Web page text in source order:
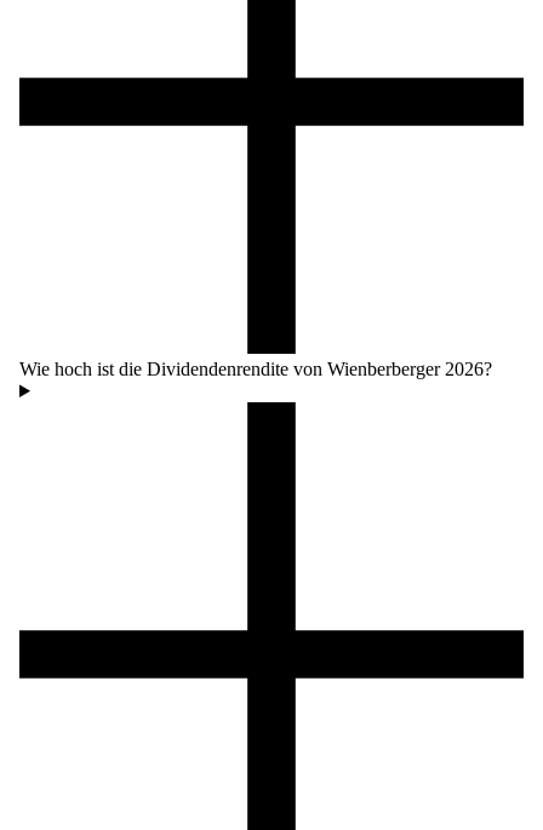
Wie hoch ist die Dividendenrendite von Wienberberger 2026?